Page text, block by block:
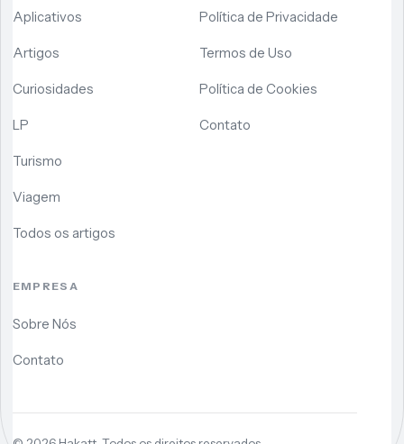
Aplicativos
Artigos
Curiosidades
LP
Turismo
Viagem
Todos os artigos
Política de Privacidade
Termos de Uso
Política de Cookies
Contato
EMPRESA
Sobre Nós
Contato